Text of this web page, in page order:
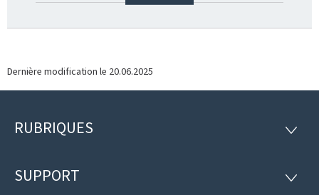
Dernière modification le 20.06.2025
Pied
page
RUBRIQUES
SUPPORT